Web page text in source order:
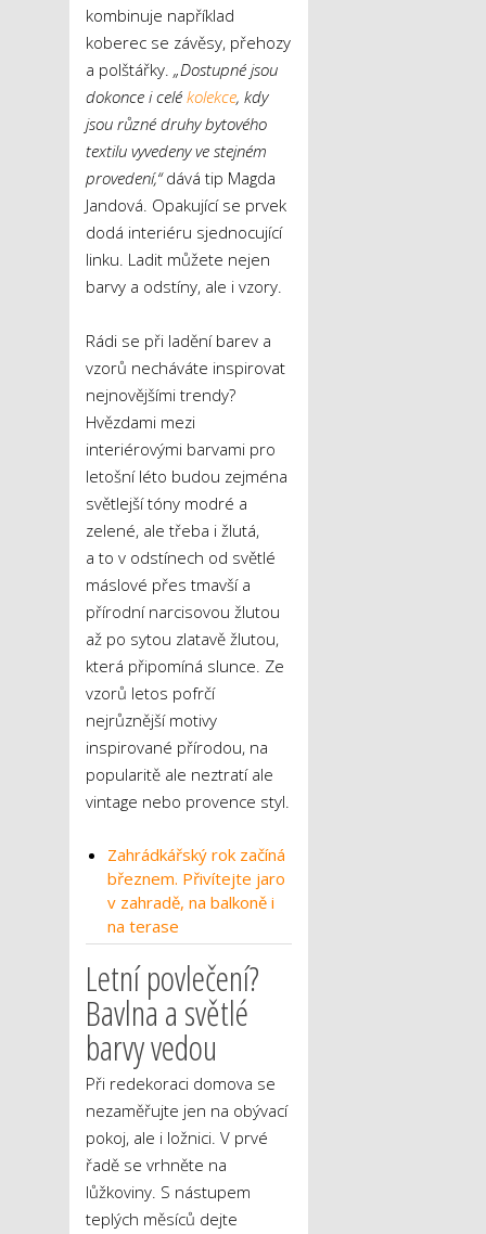
kombinuje například
koberec se závěsy, přehozy
a polštářky. „Dostupné jsou
dokonce i celé kolekce, kdy
jsou různé druhy bytového
textilu vyvedeny ve stejném
provedení,“dává tip Magda
Jandová. Opakující se prvek
dodá interiéru sjednocující
linku. Ladit můžete nejen
barvy a odstíny, ale i vzory.
Rádi se při ladění barev a
vzorů necháváte inspirovat
nejnovějšími trendy?
Hvězdami mezi
interiérovými barvami pro
letošní léto budou zejména
světlejší tóny modré a
zelené, ale třeba i žlutá,
a to v odstínech od světlé
máslové přes tmavší a
přírodní narcisovou žlutou
až po sytou zlatavě žlutou,
která připomíná slunce. Ze
vzorů letos pofrčí
nejrůznější motivy
inspirované přírodou, na
popularitě ale neztratí ale
vintage nebo provence styl.
Zahrádkářský rok začíná
březnem. Přivítejte jaro
v zahradě, na balkoně i
na terase
Letní povlečení?
Bavlna a světlé
barvy vedou
Při redekoraci domova se
nezaměřujte jen na obývací
pokoj, ale i ložnici. V prvé
řadě se vrhněte na
lůžkoviny. S nástupem
teplých měsíců dejte